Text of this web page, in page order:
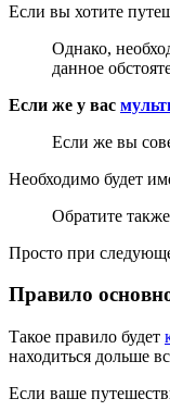
Если вы хотите
Однако,
данное
Если же у вас
Если же вы
Необходимо будет
Обратите
Просто при
Правило
Такое правило будет
находиться дольше
Если ваше